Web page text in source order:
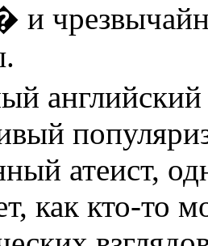
и
атеист,
как кто-то